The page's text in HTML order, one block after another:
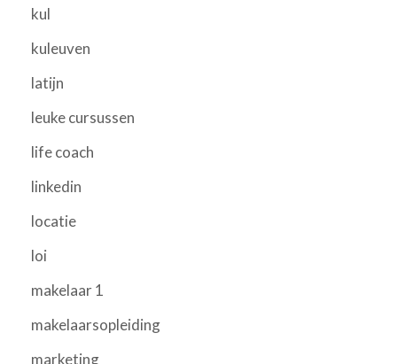
kul
kuleuven
latijn
leuke cursussen
life coach
linkedin
locatie
loi
makelaar 1
makelaarsopleiding
marketing